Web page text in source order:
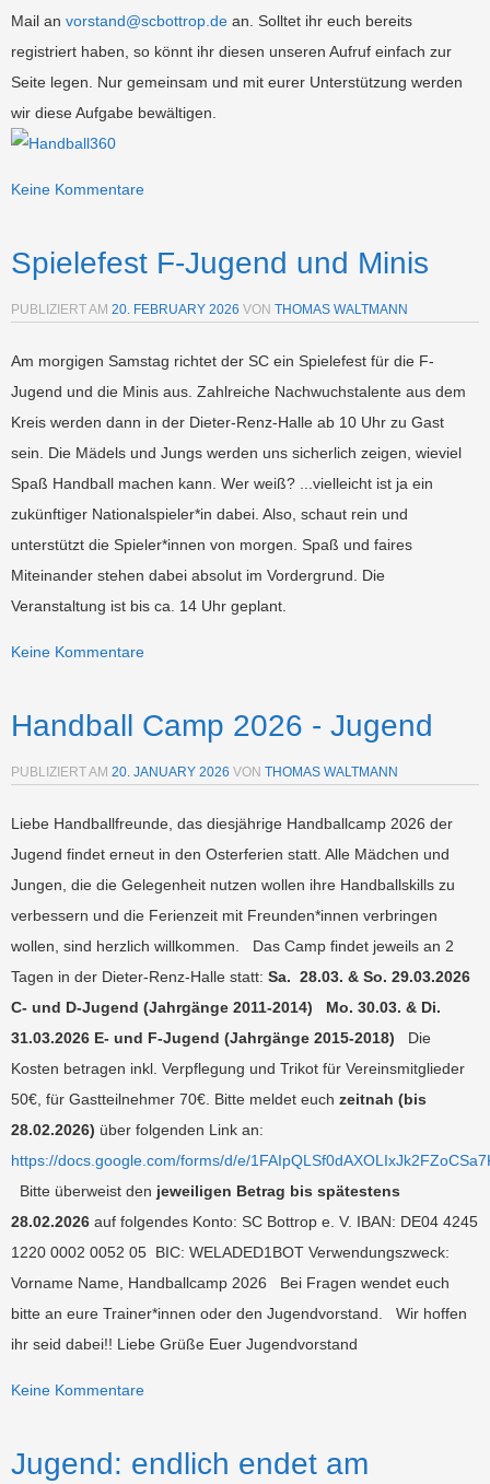
Mail an vorstand@scbottrop.de an. Solltet ihr euch bereits
registriert haben, so könnt ihr diesen unseren Aufruf einfach zur
Seite legen.
Nur gemeinsam und mit eurer Unterstützung werden
wir diese Aufgabe bewältigen.
Keine Kommentare
Spielefest F-Jugend und Minis
PUBLIZIERT AM 20. FEBRUARY 2026 VON THOMAS WALTMANN
Am morgigen Samstag richtet der SC ein Spielefest für die F-
Jugend und die Minis aus. Zahlreiche Nachwuchstalente aus dem
Kreis werden dann in der Dieter-Renz-Halle ab 10 Uhr zu Gast
sein. Die Mädels und Jungs werden uns sicherlich zeigen, wieviel
Spaß Handball machen kann. Wer weiß? ...vielleicht ist ja ein
zukünftiger Nationalspieler*in dabei. Also, schaut rein und
unterstützt die Spieler*innen von morgen. Spaß und faires
Miteinander stehen dabei absolut im Vordergrund. Die
Veranstaltung ist bis ca. 14 Uhr geplant.
Keine Kommentare
Handball Camp 2026 - Jugend
PUBLIZIERT AM 20. JANUARY 2026 VON THOMAS WALTMANN
Liebe Handballfreunde, das diesjährige Handballcamp 2026 der
Jugend findet erneut in den Osterferien statt. Alle Mädchen und
Jungen, die die Gelegenheit nutzen wollen ihre Handballskills zu
verbessern und die Ferienzeit mit Freunden*innen verbringen
wollen, sind herzlich willkommen. Das Camp findet jeweils an 2
Tagen in der Dieter-Renz-Halle statt: Sa. 28.03. & So. 29.03.2026
C- und D-Jugend (Jahrgänge 2011-2014)
Mo. 30.03. & Di.
31.03.2026 E- und F-Jugend (Jahrgänge 2015-2018) Die
Kosten betragen inkl. Verpflegung und Trikot für Vereinsmitglieder
50€, für Gastteilnehmer 70€. Bitte meldet euch zeitnah (bis
28.02.2026) über folgenden Link an:
https://docs.google.com/forms/d/e/
Bitte überweist den jeweiligen Betrag bis spätestens
28.02.2026 auf folgendes Konto: SC Bottrop e. V. IBAN: DE04 4245
1220 0002 0052 05 BIC: WELADED1BOT Verwendungszweck:
Vorname Name, Handballcamp 2026 Bei Fragen wendet euch
bitte an eure Trainer*innen oder den Jugendvorstand. Wir hoffen
ihr seid dabei!! Liebe Grüße Euer Jugendvorstand
Keine Kommentare
Jugend: endlich endet am